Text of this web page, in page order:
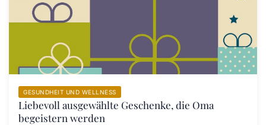
GESUNDHEIT UND WELLNESS
Liebevoll ausgewählte Geschenke, die Oma
begeistern werden